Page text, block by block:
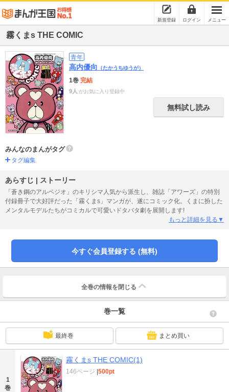
新規登録 ログイン メニュー
霧くまs THE COMIC
青年
高内優向 （たかうちゆうが）
1巻 完結
9人 がお気に入り登録中
無料試し読み
みんなのまんがタグ
タグ編集
あらすじ | ストーリー
「蒼き鋼のアルペジオ」のキリシマ人気から派生し、雑誌「アワーズ」の特別
付録冊子で大好評だった「霧くまs」マンガが、遂にコミック化。くまに扮した
メンタルモデルたちがコミカルで可愛いドタバタ劇を展開します!
もっと詳細を見る▼
今すぐ会員登録する (無料)
全巻の情報を 閉じる
巻一覧
最終巻 まとめ買い
1
巻
霧くまs THE COMIC(1)
146ページ |500pt